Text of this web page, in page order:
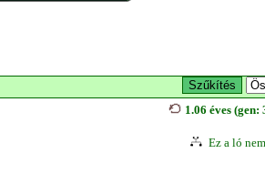
1.06 éves (gen:
Ez a ló